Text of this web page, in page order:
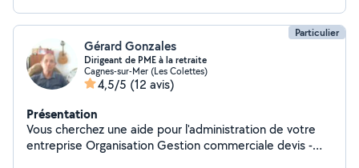
Particulier
Gérard Gonzales
Dirigeant de PME à la retraite
Cagnes-sur-Mer (Les Colettes)
4,5/5 (12 avis)
Présentation
Vous cherchez une aide pour l'administration de votre
entreprise Organisation Gestion commerciale devis -